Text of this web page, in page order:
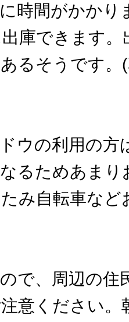
時間がかかり
庫できます。
るそうです。
ウの利用の方
るためあまり
み自転車など
で、周辺の住
意ください。